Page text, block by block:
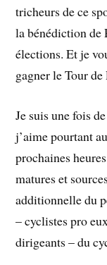
tricheurs de ce
la bénédiction de
élections. Et je
gagner le Tour
Je suis une fois
j’aime pourtant
prochaines
matures et
additionnelle du
– cyclistes pro
dirigeants – du